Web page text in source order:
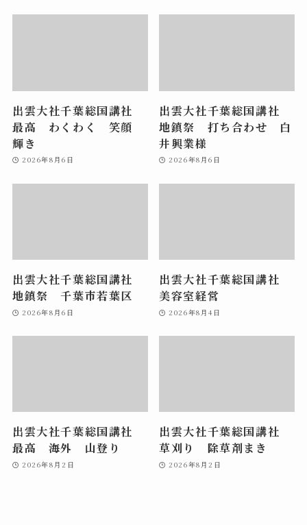
出雲大社千葉総国講社
最高 わくわく 笑顔
輝き
2026年8月6日
出雲大社千葉総国講社
地鎮祭 打ち合わせ 白
井興業様
2026年8月6日
出雲大社千葉総国講社
地鎮祭 千葉市若葉区
2026年8月6日
出雲大社千葉総国講社
美容室経営
2026年8月4日
出雲大社千葉総国講社
最高 海外 山登り
2026年8月2日
出雲大社千葉総国講社
草刈り 除草剤まき
2026年8月2日